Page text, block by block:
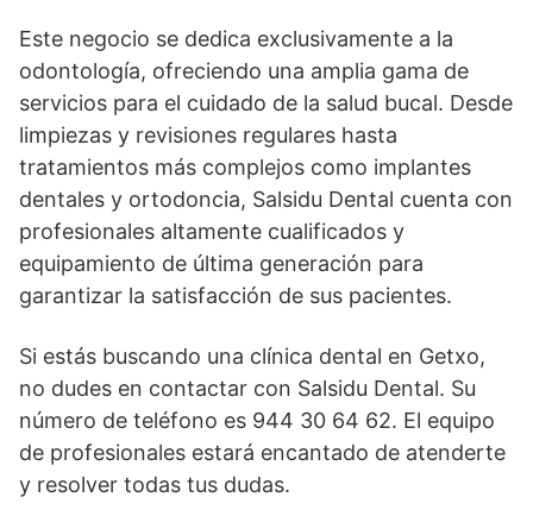
Este negocio se dedica exclusivamente a la
odontología, ofreciendo una amplia gama de
servicios para el cuidado de la salud bucal. Desde
limpiezas y revisiones regulares hasta
tratamientos más complejos como implantes
dentales y ortodoncia, Salsidu Dental cuenta con
profesionales altamente cualificados y
equipamiento de última generación para
garantizar la satisfacción de sus pacientes.
Si estás buscando una clínica dental en Getxo,
no dudes en contactar con Salsidu Dental. Su
número de teléfono es 944 30 64 62. El equipo
de profesionales estará encantado de atenderte
y resolver todas tus dudas.